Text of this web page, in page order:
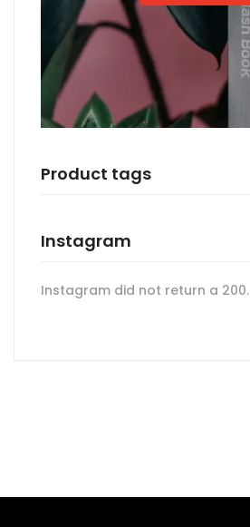
Product tags
Instagram
Instagram did not return a 200.